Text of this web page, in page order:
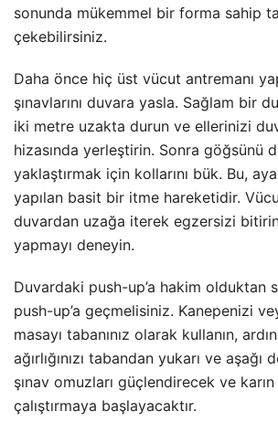
sonunda mükemmel bir forma sahip
çekebilirsiniz.
Daha önce hiç üst vücut antremanı
şınavlarını duvara yasla. Sağlam bir
iki metre uzakta durun ve ellerinizi
hizasında yerleştirin. Sonra göğsünü
yaklaştırmak için kollarını bük. Bu,
yapılan basit bir itme hareketidir.
duvardan uzağa iterek egzersizi
yapmayı deneyin.
Duvardaki push-up’a hakim olduktan
push-up’a geçmelisiniz. Kanepenizi
masayı tabanınız olarak kullanın,
ağırlığınızı tabandan yukarı ve
şınav omuzları güçlendirecek ve karın
çalıştırmaya başlayacaktır.